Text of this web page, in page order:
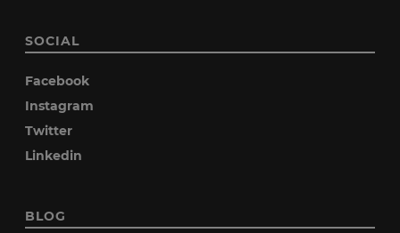
SOCIAL
Facebook
Instagram
Twitter
Linkedin
BLOG